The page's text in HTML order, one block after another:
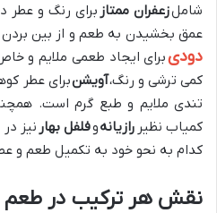
شاملزعفران ممتاز برای رنگ و عطر
عمق بخشیدن به طعم و از بین بردن
دودیبرای ایجاد طعمی ملایم و
کمی ترشی و رنگ،آویشنبرای عطر
تندی ملایم و طبع گرم است.
کمیاب نظیر رازیانهوفلفل بهار نیز
کدام به نحو خود به تکمیل طعم و
نقش هر ترکیب در طعم